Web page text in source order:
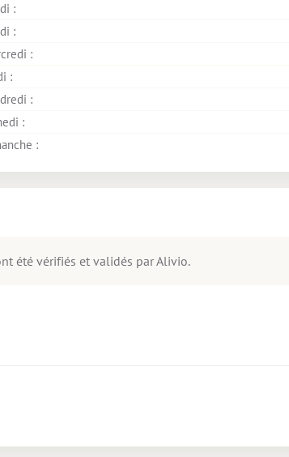
:
:
:
:
:
:
:
été vérifiés et validés par Alivio.